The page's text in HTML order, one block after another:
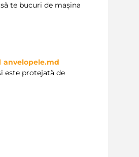
te bucuri de mașina
anvelopele.md
este protejată de